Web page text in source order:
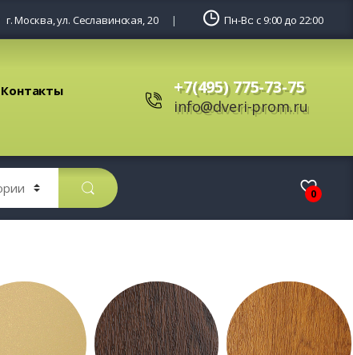
г. Москва, ул. Сеславинская, 20 Пн-Вс: с 9:00 до 22:00
Контакты +7(495) 775-73-75
info@dveri-prom.ru
0